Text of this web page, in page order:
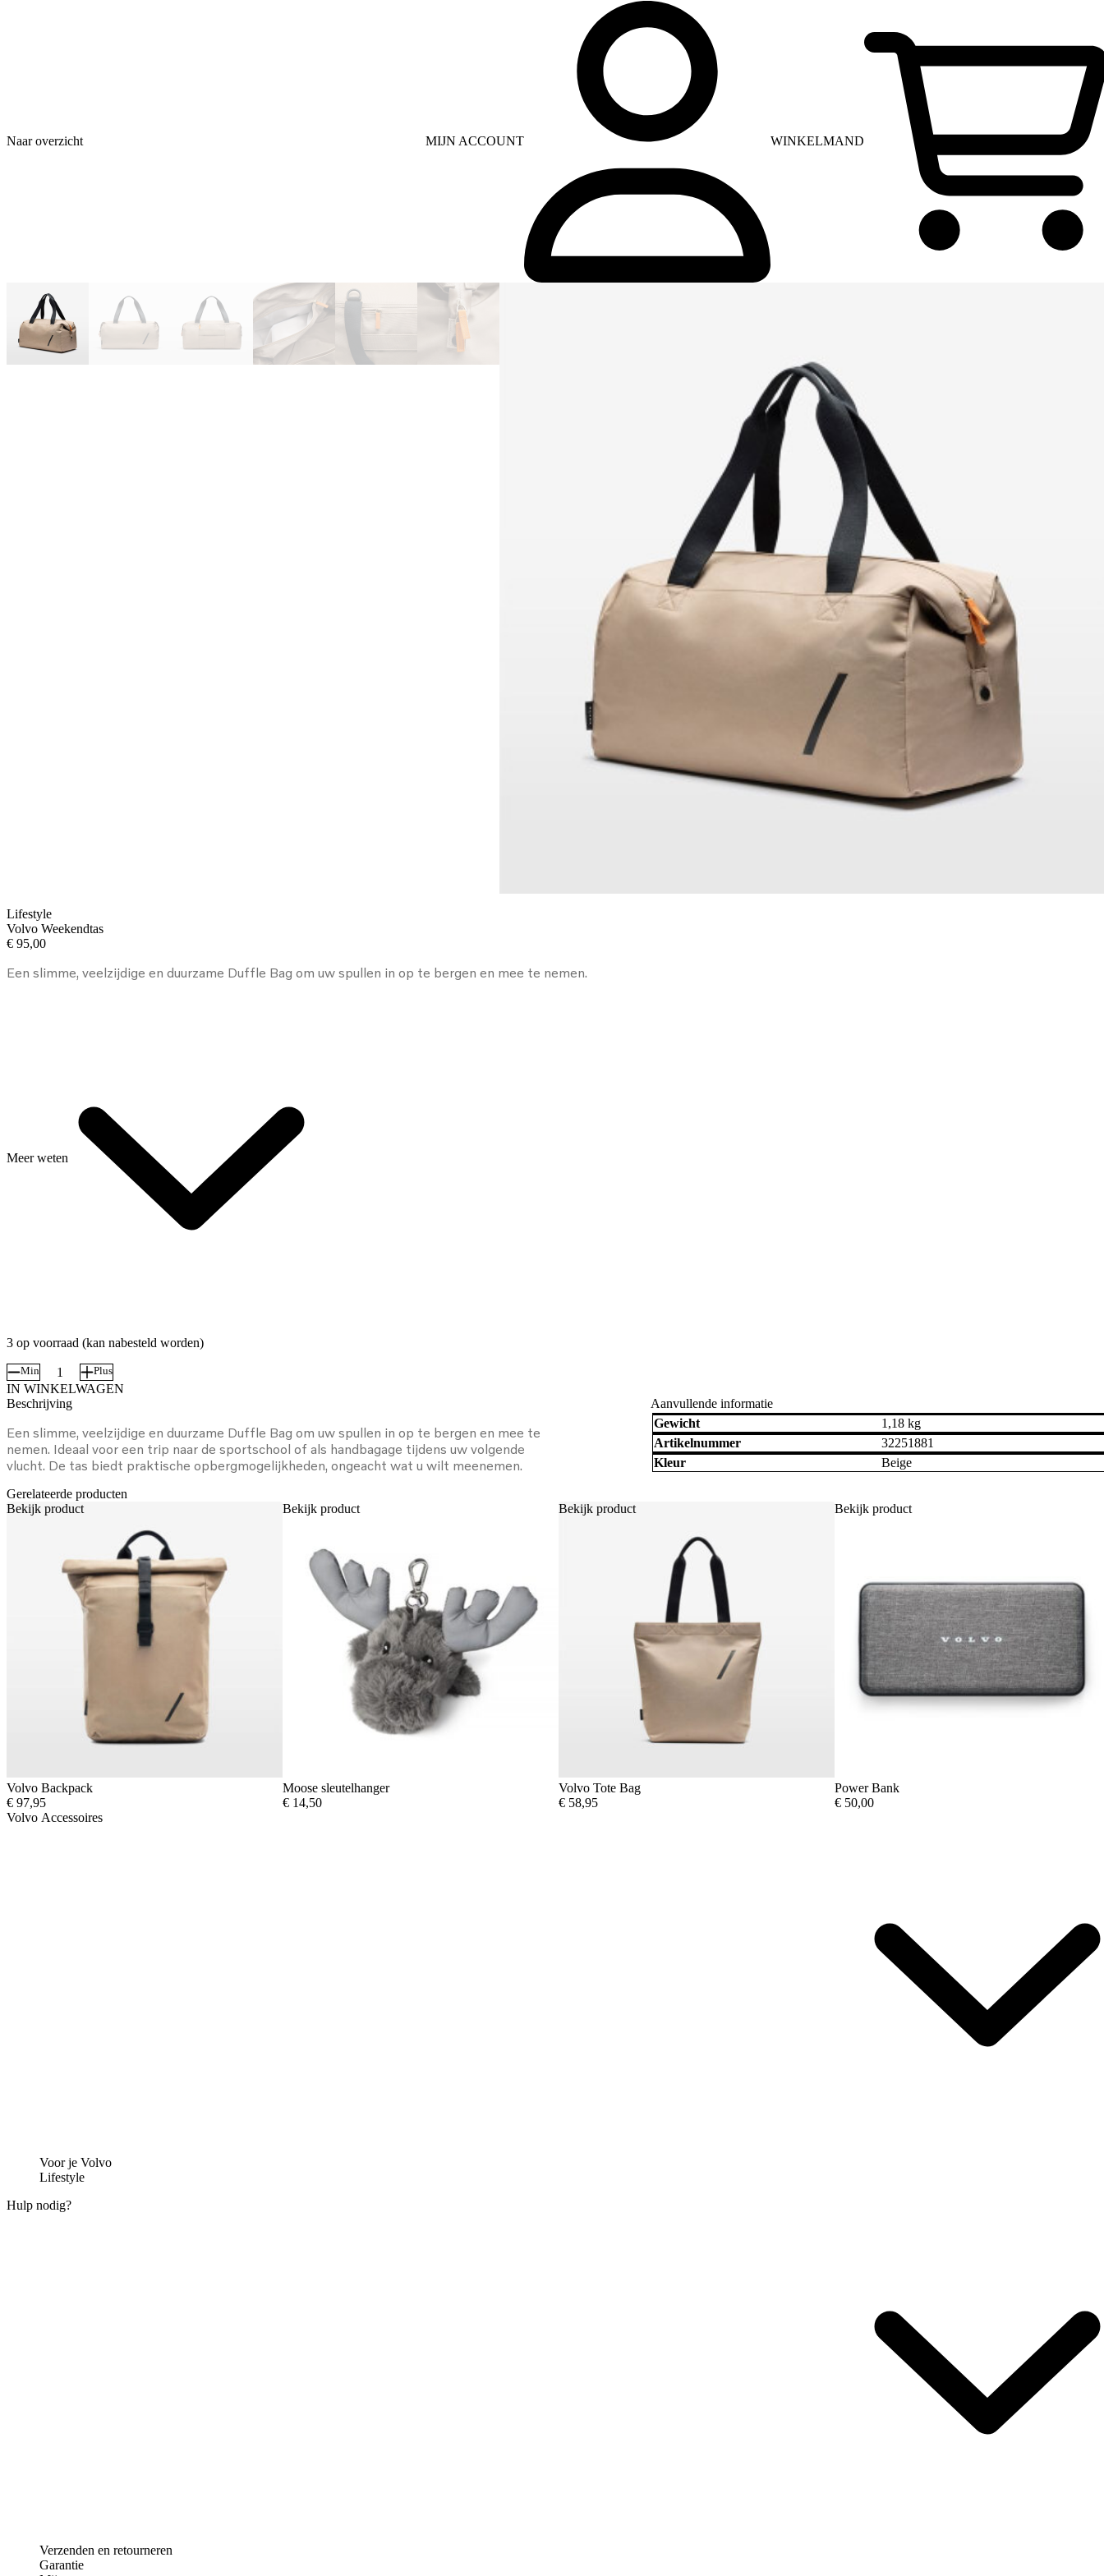
Naar overzicht MIJN ACCOUNT WINKELMAND
Lifestyle
Volvo Weekendtas
€ 95,00
Een slimme, veelzijdige en duurzame Duffle Bag om uw spullen in op te bergen en mee te nemen.
Meer weten
3 op voorraad (kan nabesteld worden)
Volvo
Weekendtas
aantal
Plus
Min
IN WINKELWAGEN
Beschrijving
Een slimme, veelzijdige en duurzame Duffle Bag om uw spullen in op te bergen en mee te
nemen. Ideaal voor een trip naar de sportschool of als handbagage tijdens uw volgende
vlucht. De tas biedt praktische opbergmogelijkheden, ongeacht wat u wilt meenemen.
Aanvullende informatie
Gewicht
1,18 kg
Artikelnummer
32251881
Kleur
Beige
Gerelateerde producten
Bekijk product
Volvo Backpack
€ 97,95
Bekijk product
Moose sleutelhanger
€ 14,50
Bekijk product
Volvo Tote Bag
€ 58,95
Bekijk product
Power Bank
€ 50,00
Volvo Accessoires
Voor je Volvo
Lifestyle
Hulp nodig?
Verzenden en retourneren
Garantie